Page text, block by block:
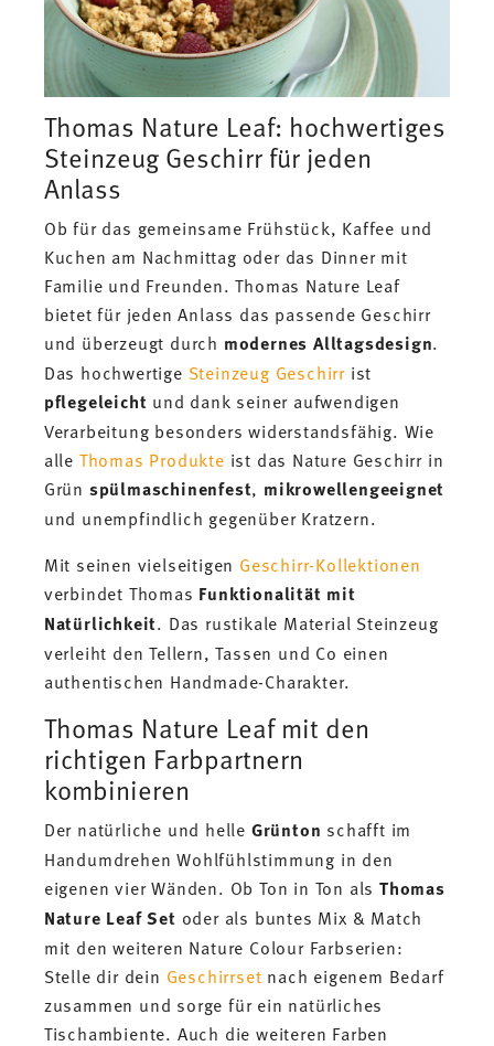
Thomas Nature Leaf: hochwertiges
Steinzeug Geschirr für jeden
Anlass
Ob für das gemeinsame Frühstück, Kaffee und
Kuchen am Nachmittag oder das Dinner mit
Familie und Freunden. Thomas Nature Leaf
bietet für jeden Anlass das passende Geschirr
und überzeugt durch modernes Alltagsdesign.
Das hochwertige Steinzeug Geschirr ist
pflegeleicht und dank seiner aufwendigen
Verarbeitung besonders widerstandsfähig. Wie
alle Thomas Produkte ist das Nature Geschirr in
Grün spülmaschinenfest, mikrowellengeeignet
und unempfindlich gegenüber Kratzern.
Mit seinen vielseitigen Geschirr-Kollektionen
verbindet Thomas Funktionalität mit
Natürlichkeit. Das rustikale Material Steinzeug
verleiht den Tellern, Tassen und Co einen
authentischen Handmade-Charakter.
Thomas Nature Leaf mit den
richtigen Farbpartnern
kombinieren
Der natürliche und helle Grünton schafft im
Handumdrehen Wohlfühlstimmung in den
eigenen vier Wänden. Ob Ton in Ton alsThomas
Nature Leaf Set oder als buntes Mix & Match
mit den weiteren Nature Colour Farbserien:
Stelle dir dein Geschirrset nach eigenem Bedarf
zusammen und sorge für ein natürliches
Tischambiente. Auch die weiteren Farben